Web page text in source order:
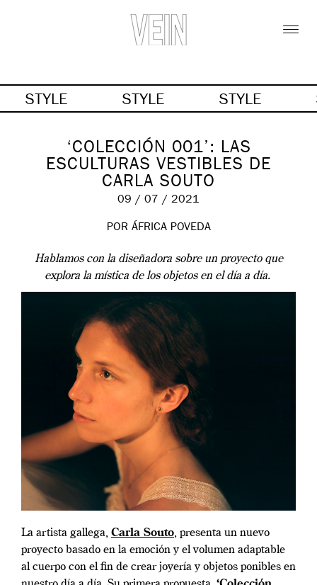
STYLE STYLE STYLE
‘COLECCIÓN 001’: LAS
ESCULTURAS VESTIBLES DE
CARLA SOUTO
09 / 07 / 2021
POR ÁFRICA POVEDA
Hablamos con la diseñadora sobre un proyecto que
explora la mística de los objetos en el día a día.
La artista gallega, Carla Souto, presenta un nuevo
proyecto basado en la emoción y el volumen adaptable
al cuerpo con el fin de crear joyería y objetos ponibles en